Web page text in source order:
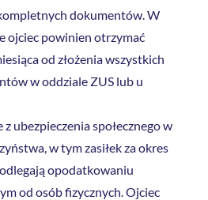
dokumentów. W
ojciec powinien otrzymać
od złożenia wszystkich
w oddziale ZUS lub u
ubezpieczenia społecznego w
w tym zasiłek za okres
opodatkowaniu
od osób fizycznych. Ojciec